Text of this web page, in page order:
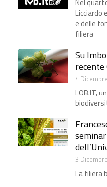
Nel
Licciardo
e delle
filiera
Su
recente
4
LOB.IT,
3
La filiera